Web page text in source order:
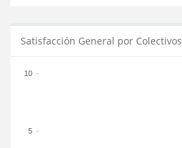
Satisfacción General por Colectivos
5
10